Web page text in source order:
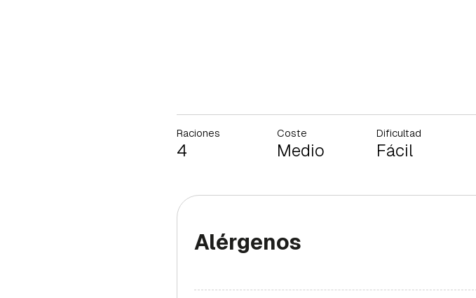
Raciones
4
Coste
Medio
Dificultad
Fácil
Alérgenos